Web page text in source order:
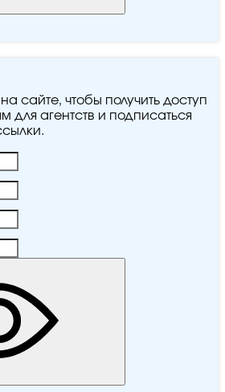
сайте, чтобы получить доступ
для агентств и подписаться